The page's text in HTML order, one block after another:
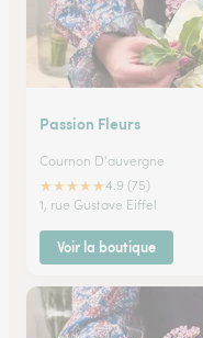
Passion Fleurs
Cournon D'auvergne
★★★★★4.9 (75)
1, rue Gustave Eiffel
Voir la boutique